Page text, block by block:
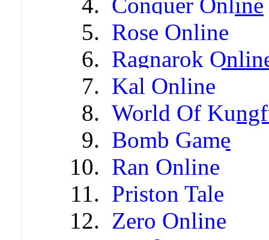
Rose Online
Ragnarok
Kal Online
World Of
Bomb Game
Ran Online
Priston Tale
Zero Online